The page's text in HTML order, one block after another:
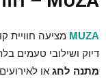
MUZA מציעה חוויית
דיוק ושילובי טעמים
מתנה לחג או